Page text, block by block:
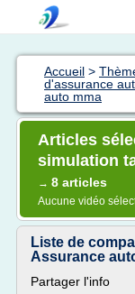
Accueil >
d'assurance
auto mma
Articles
simulation
→ 8 articles
Aucune vidéo
Liste de
Assurance
Partager l'info